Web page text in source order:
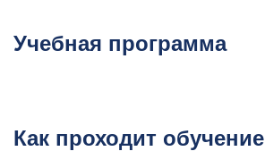
Учебная программа
Как проходит обучение